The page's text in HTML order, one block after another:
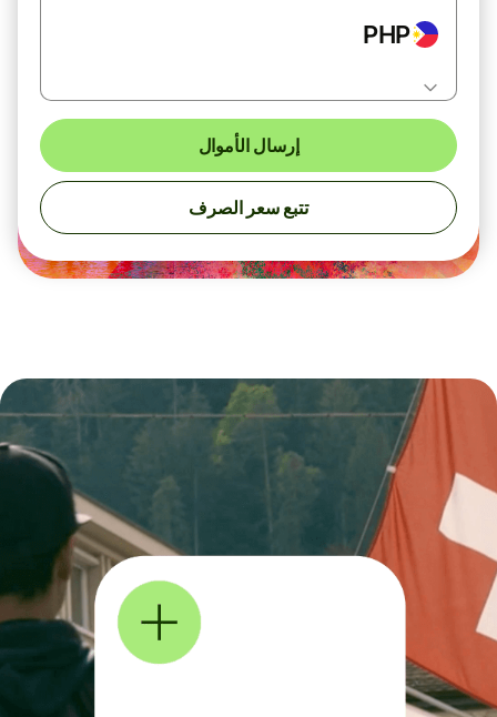
PHP
إرسال الأموال
تتبع سعر الصرف